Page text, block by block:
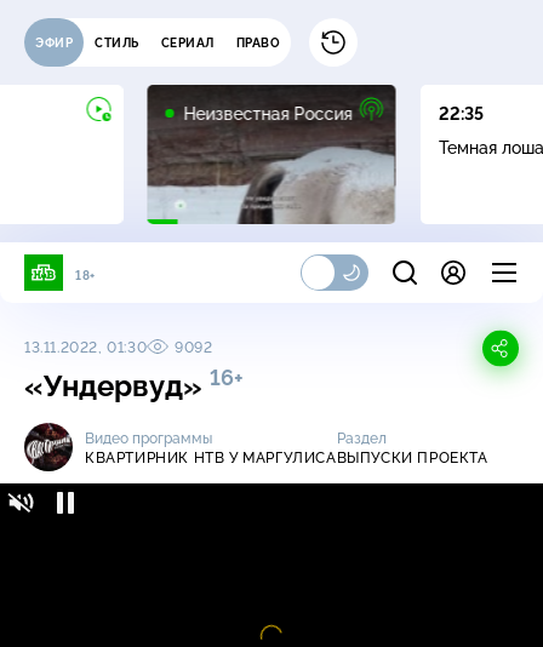
ЭФИР СТИЛЬ СЕРИАЛ ПРАВО
Неизвестная Россия
6+
22:35
Темная
18+
13.11.2022, 01:30 9092
«Ундервуд» 16+
Видео программы
КВАРТИРНИК НТВ У МАРГУЛИСА
Раздел
ВЫПУСКИ ПРОЕКТА